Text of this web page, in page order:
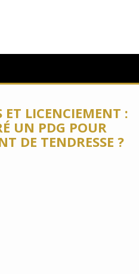
LICENCIEMENT :
UN PDG POUR
DE TENDRESSE ?